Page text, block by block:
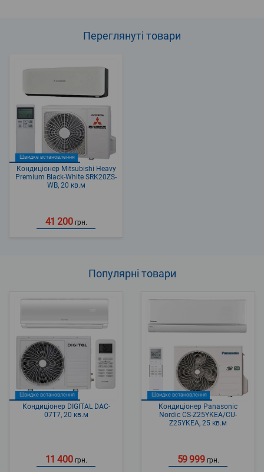
Переглянуті товари
Швидке встановлення
Кондиціонер Mitsubishi Heavy
Premium Black-White SRK20ZS-
WB, 20 кв.м
41 200 грн.
Популярні товари
Швидке встановлення
Кондиціонер DIGITAL DAC-
07T7, 20 кв.м
11 400 грн.
Швидке встановлення
Кондиціонер Panasonic
Nordic CS-Z25YKEA/CU-
Z25YKEA, 25 кв.м
59 999 грн.